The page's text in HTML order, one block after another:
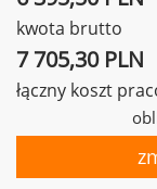
kwota brutto
7 705,30 PLN
łączny koszt